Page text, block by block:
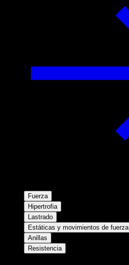
Fuerza
Hipertrofia
Lastrado
Estáticas y movimientos de fuerza
Anillas
Resistencia